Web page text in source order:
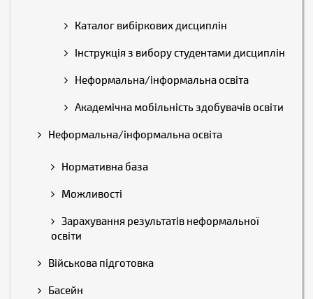
Каталог вибіркових дисциплін
Інструкція з вибору студентами дисциплін
Неформальна/інформальна освіта
Академічна мобільність здобувачів освіти
Неформальна/інформальна освіта
Нормативна база
Можливості
Зарахування результатів неформальної
освіти
Військова підготовка
Басейн